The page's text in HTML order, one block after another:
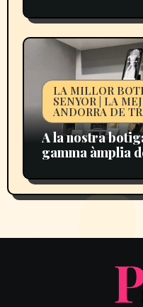
para caballeros
LA MILLOR
SENYOR | LA
ANDORRA DE
A la nostra
gamma àmplia
moments